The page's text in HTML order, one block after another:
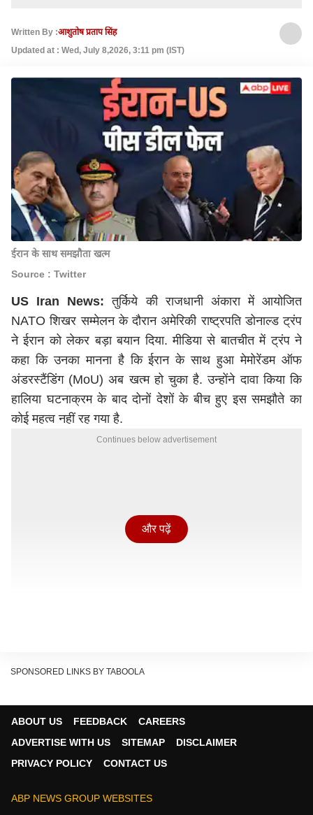
Written By :आशुतोष प्रताप सिंह
Updated at : Wed, July 8,2026, 3:11 pm (IST)
ईरान के साथ समझौता खत्म
Source : Twitter
US Iran News: तुर्किये की राजधानी अंकारा में आयोजित
NATO शिखर सम्मेलन के दौरान अमेरिकी राष्ट्रपतिडोनाल्ड ट्रंप
ने ईरान को लेकर बड़ा बयान दिया. मीडिया से बातचीत में ट्रंप ने
कहा कि उनका मानना है कि ईरान के साथ हुआ मेमोरेंडम ऑफ
अंडरस्टैंडिंग (MoU) अब खत्म हो चुका है. उन्होंने दावा किया कि
हालिया घटनाक्रम के बाद दोनों देशों के बीच हुए इस समझौते का
कोई महत्व नहीं रह गया है.
Continues below advertisement
कि MoU अब खत्म हो चुका है." इस दौरान उन्होंने इशारा किया कि
और पढ़ें
SPONSORED LINKS BY TABOOLA
ABOUT US FEEDBACK
CAREERS
ADVERTISE WITH US
SITEMAP
DISCLAIMER
PRIVACY POLICY
CONTACT US
ABP NEWS GROUP WEBSITES